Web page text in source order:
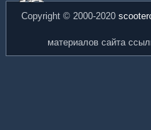
Copyright © 2000-2020
материалов сайта